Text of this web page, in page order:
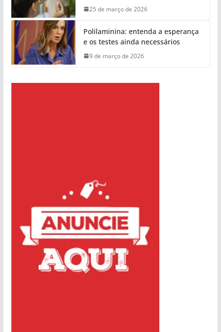
25 de março de 2026
Polilaminina: entenda a esperança
e os testes ainda necessários
9 de março de 2026